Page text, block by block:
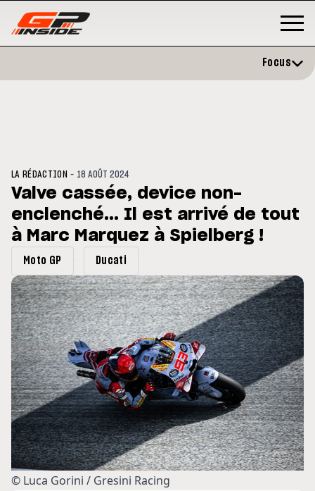
opéré avec succès de la
droite à Madrid
MOTO GP
Silverstone : Horaires et
Programme du GP de Grande-
Focus
LA RÉDACTION - 18 AOÛT 2024
Valve cassée, device non-
enclenché... Il est arrivé de tout
à Marc Marquez à Spielberg !
Moto GP Ducati
© Luca Gorini / Gresini Racing